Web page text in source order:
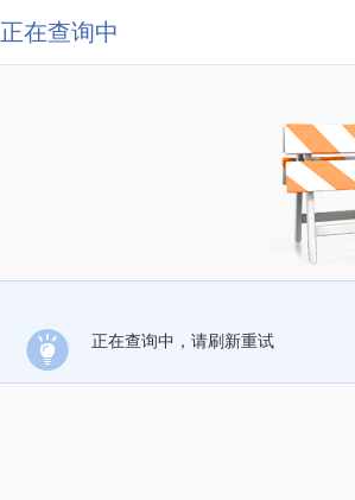
正在查询中
正在查询中，请刷新重试